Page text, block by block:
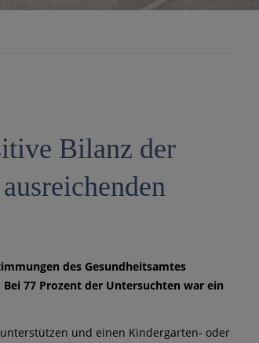
Bilanz der
des Gesundheitsamtes
77 Prozent der Untersuchten war ein
und einen Kindergarten- oder